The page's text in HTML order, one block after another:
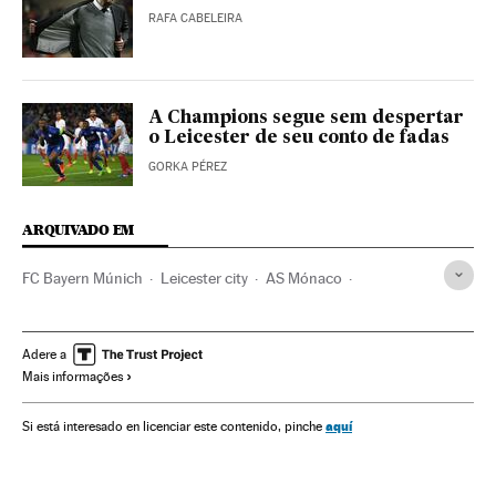
RAFA CABELEIRA
A Champions segue sem despertar
o Leicester de seu conto de fadas
GORKA PÉREZ
ARQUIVADO EM
FC Bayern Múnich Leicester city AS Mónaco
Real Madrid Atlético Madrid
Champions League 2016/2017
Futebol Competições Esportes
Adere a
Mais informações
Si está interesado en licenciar este contenido, pinche aquí